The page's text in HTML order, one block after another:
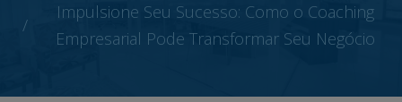
Impulsione Seu Sucesso: Como o Coaching
Empresarial Pode Transformar Seu Negócio